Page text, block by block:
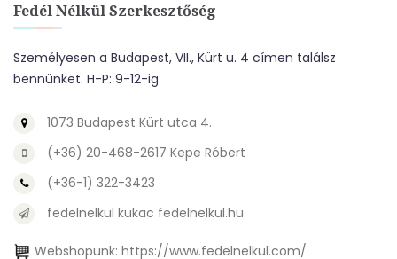
Fedél Nélkül Szerkesztőség
Személyesen a Budapest, VII., Kürt u. 4 címen találsz
bennünket. H-P: 9-12-ig
1073 Budapest Kürt utca 4.
(+36) 20-468-2617 Kepe Róbert
(+36-1) 322-3423
fedelnelkul kukac fedelnelkul.hu
Webshopunk: https://www.fedelnelkul.com/